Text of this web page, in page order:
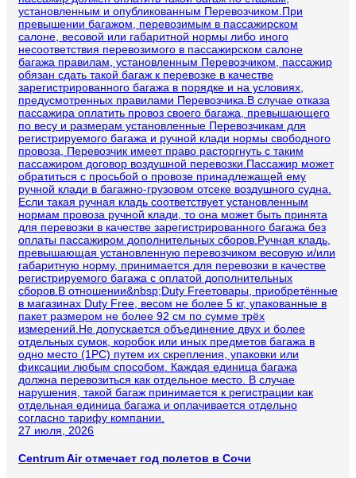
установленным и опубликованным Перевозчиком.При
превышении багажом, перевозимым в пассажирском
салоне, весовой или габаритной нормы либо иного
несоответствия перевозимого в пассажирском салоне
багажа правилам, установленным Перевозчиком, пассажир
обязан сдать такой багаж к перевозке в качестве
зарегистрированного багажа в порядке и на условиях,
предусмотренных правилами Перевозчика.В случае отказа
пассажира оплатить провоз своего багажа, превышающего
по весу и размерам установленные Перевозчикам для
регистрируемого багажа и ручной клади нормы свободного
провоза, Перевозчик имеет право расторгнуть с таким
пассажиром договор воздушной перевозки.Пассажир может
обратиться с просьбой о провозе принадлежащей ему
ручной клади в багажно-грузовом отсеке воздушного судна.
Если такая ручная кладь соответствует установленным
нормам провоза ручной клади, то она может быть принята
для перевозки в качестве зарегистрированного багажа без
оплаты пассажиром дополнительных сборов.Ручная кладь,
превышающая установленную перевозчиком весовую и/или
габаритную норму, принимается для перевозки в качестве
регистрируемого багажа с оплатой дополнительных
сборов.В отношении&nbsp;Duty Freeтовары, приобретённые
в магазинах Duty Free, весом не более 5 кг, упакованные в
пакет размером не более 92 см по сумме трёх
измерений.Не допускается объединение двух и более
отдельных сумок, коробок или иных предметов багажа в
одно место (1PC) путем их скрепления, упаковки или
фиксации любым способом. Каждая единица багажа
должна перевозиться как отдельное место. В случае
нарушения, такой багаж принимается к регистрации как
отдельная единица багажа и оплачивается отдельно
согласно тарифу компании.
27 июля, 2026
Centrum Air отмечает год полетов в Сочи